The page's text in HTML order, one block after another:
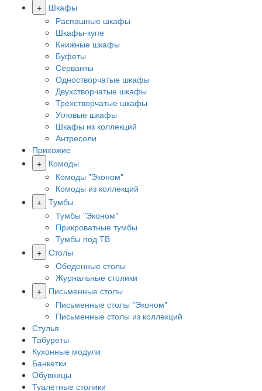
+
Шкафы
Распашные шкафы
Шкафы-купе
Книжные шкафы
Буфеты
Серванты
Одностворчатые шкафы
Двухстворчатые шкафы
Трехстворчатые шкафы
Угловые шкафы
Шкафы из коллекций
Антресоли
Прихожие
+
Комоды
Комоды "Эконом"
Комоды из коллекций
+ Тумбы
Тумбы "Эконом"
Прикроватные тумбы
Тумбы под ТВ
+ Столы
Обеденные столы
Журнальные столики
+
Письменные столы
Письменные столы "Эконом"
Письменные столы из коллекций
Стулья
Табуреты
Кухонные модули
Банкетки
Обувницы
Туалетные столики